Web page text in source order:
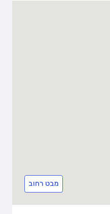
מבט רחוב